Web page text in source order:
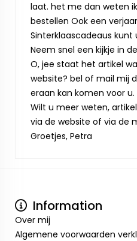
laat. het me dan weten
bestellen Ook een
Sinterklaascadeaus kunt
Neem snel een kijkje in
O, jee staat het artikel
website? bel of mail mij
eraan kan komen voor
Wilt u meer weten,
via de website of via de
Groetjes, Petra
Information
Over mij
Algemene voorwaarden